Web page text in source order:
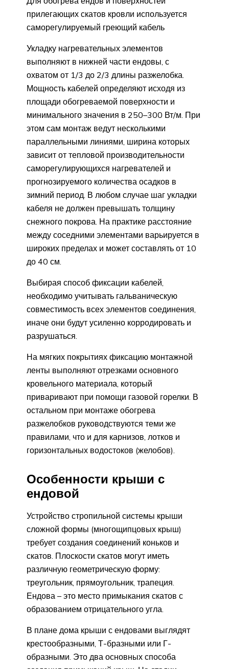
прилегающих скатов кровли используется
саморегулируемый греющий кабель
Укладку нагревательных элементов
выполняют в нижней части ендовы, с
охватом от 1/3 до 2/3 длины разжелобка.
Мощность кабелей определяют исходя из
площади обогреваемой поверхности и
минимального значения в 250–300 Вт/м. При
этом сам монтаж ведут несколькими
параллельными линиями, ширина которых
зависит от тепловой производительности
саморегулирующихся нагревателей и
прогнозируемого количества осадков в
зимний период. В любом случае шаг укладки
кабеля не должен превышать толщину
снежного покрова. На практике расстояние
между соседними элементами варьируется в
широких пределах и может составлять от 10
до 40 см.
Выбирая способ фиксации кабелей,
необходимо учитывать гальваническую
совместимость всех элементов соединения,
иначе они будут усиленно корродировать и
разрушаться.
На мягких покрытиях фиксацию монтажной
ленты выполняют отрезками основного
кровельного материала, который
приваривают при помощи газовой горелки. В
остальном при монтаже обогрева
разжелобков руководствуются теми же
правилами, что и для карнизов, лотков и
горизонтальных водостоков (желобов).
Особенности крыши с
ендовой
Устройство стропильной системы крыши
сложной формы (многощипцовых крыш)
требует создания соединений коньков и
скатов. Плоскости скатов могут иметь
различную геометрическую форму:
треугольник, прямоугольник, трапеция.
Ендова – это место примыкания скатов с
образованием отрицательного угла.
В плане дома крыши с ендовами выглядят
крестообразными, Т-бразными или Г-
образными. Это два основных способа